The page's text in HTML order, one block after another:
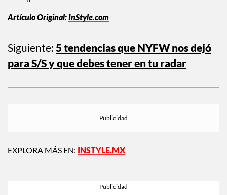
Artículo Original:InStyle.com
Siguiente: 5 tendencias que NYFW nos dejó
para S/S y que debes tener en tu radar
EXPLORA MÁS EN: INSTYLE.MX